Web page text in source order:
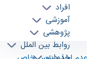
افراد
آموزشی
پژوهشی
روابط بین الملل